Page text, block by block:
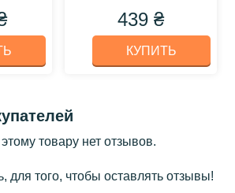
439 ₴
КУПИТЬ
товару нет отзывов.
для того, чтобы оставлять отзывы!